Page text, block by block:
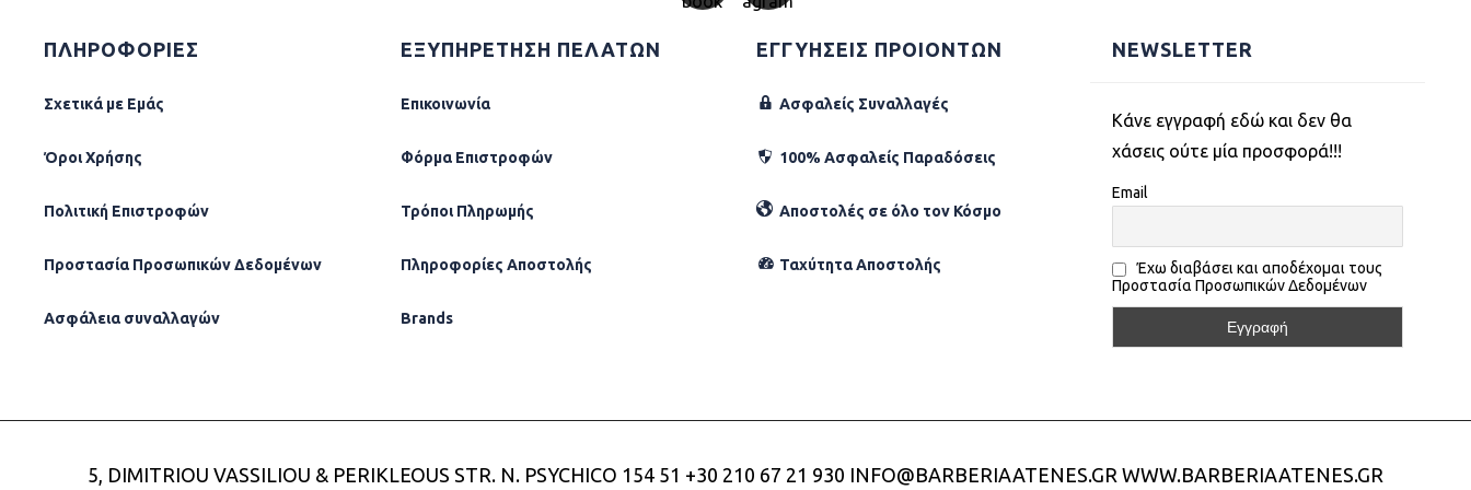
ΠΛΗΡΟΦΟΡΙΕΣ
Σχετικά µε Εµάς
Όροι Χρήσης
Πολιτική Επιστροφών
Προστασία Προσωπικών Δεδομένων
Ασφάλεια συναλλαγών
ΕΞΥΠΗΡΕΤΗΣΗ ΠΕΛΑΤΩΝ
Επικοινωνία
Φόρµα Επιστροφών
Τρόποι Πληρωμής
Πληροφορίες Αποστολής
Brands
ΕΓΓΥΗΣΕΙΣ ΠΡΟΙΟΝΤΩΝ
Ασφαλείς Συναλλαγές
100% Ασφαλείς Παραδόσεις
Αποστολές σε όλο τον Κόσµο
Ταχύτητα Αποστολής
NEWSLETTER
Kάνε εγγραφή εδώ και δεν θα
χάσεις ούτε μία προσφορά!!!
Email
Έχω διαβάσει και αποδέχομαι τους
Προστασία Προσωπικών Δεδομένων
5, DIMITRIOU VASSILIOU & PERIKLEOUS STR. N. PSYCHICO 154 51 +30 210 67 21 930 INFO@BARBERIAATENES.GR WWW.BARBERIAATENES.GR